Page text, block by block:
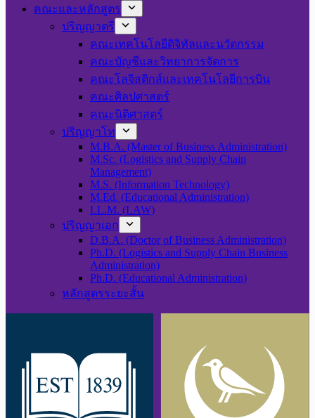
คณะและหลักสูตร
ปริญญาตรี
คณะเทคโนโลยีดิจิทัลและนวัตกรรม
คณะบัญชีและวิทยาการจัดการ
คณะโลจิสติกส์และเทคโนโลยีการบิน
คณะศิลปศาสตร์
คณะนิติศาสตร์
ปริญญาโท
M.B.A. (Master of Business Administration)
M.Sc. (Logistics and Supply Chain
Management)
M.S. (Information Technology)
M.Ed. (Educational Administration)
LL.M. (LAW)
ปริญญาเอก
D.B.A. (Doctor of Business Administration)
Ph.D. (Logistics and Supply Chain Business
Administration)
Ph.D. (Educational Administration)
หลักสูตรระยะสั้น